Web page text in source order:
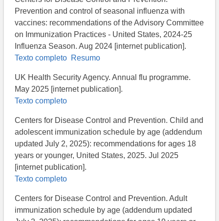
Prevention and control of seasonal influenza with
vaccines: recommendations of the Advisory Committee
on Immunization Practices - United States, 2024-25
Influenza Season. Aug 2024 [internet publication].
Texto completo Resumo
UK Health Security Agency. Annual flu programme.
May 2025 [internet publication].
Texto completo
Centers for Disease Control and Prevention. ​Child and
adolescent immunization schedule by age (addendum
updated July 2, 2025): recommendations for ages 18
years or younger, United States, 2025. Jul 2025
[internet publication].
Texto completo
Centers for Disease Control and Prevention. Adult
immunization schedule by age (addendum updated